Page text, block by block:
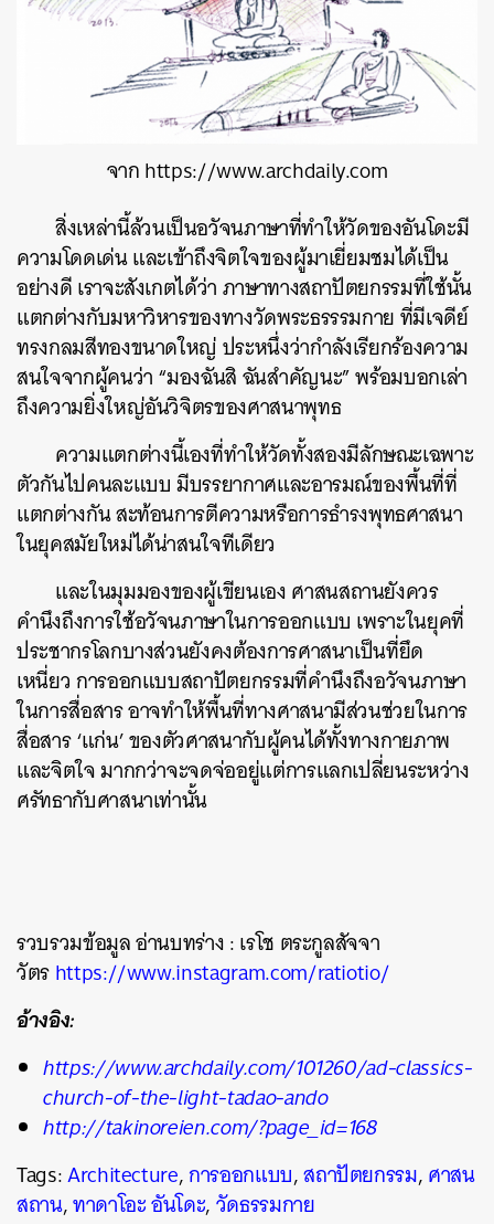
จาก https://www.archdaily.com
สิ่งเหล่านี้ล้วนเป็นอวัจนภาษาที่ทำให้วัดของอันโดะมี
ความโดดเด่น และเข้าถึงจิตใจของผู้มาเยี่ยมชมได้เป็น
อย่างดี เราจะสังเกตได้ว่า ภาษาทางสถาปัตยกรรมที่ใช้นั้น
แตกต่างกับมหาวิหารของทางวัดพระธรรรมกาย ที่มีเจดีย์
ทรงกลมสีทองขนาดใหญ่ ประหนึ่งว่ากำลังเรียกร้องความ
สนใจจากผู้คนว่า “มองฉันสิ ฉันสำคัญนะ” พร้อมบอกเล่า
ถึงความยิ่งใหญ่อันวิจิตรของศาสนาพุทธ
ความแตกต่างนี้เองที่ทำให้วัดทั้งสองมีลักษณะเฉพาะ
ตัวกันไปคนละแบบ มีบรรยากาศและอารมณ์ของพื้นที่ที่
แตกต่างกัน สะท้อนการตีความหรือการธำรงพุทธศาสนา
ในยุคสมัยใหม่ได้น่าสนใจทีเดียว
และในมุมมองของผู้เขียนเอง ศาสนสถานยังควร
คำนึงถึงการใช้อวัจนภาษาในการออกแบบ เพราะในยุคที่
ประชากรโลกบางส่วนยังคงต้องการศาสนาเป็นที่ยึด
เหนี่ยว การออกแบบสถาปัตยกรรมที่คำนึงถึงอวัจนภาษา
ในการสื่อสาร อาจทำให้พื้นที่ทางศาสนามีส่วนช่วยในการ
สื่อสาร ‘แก่น’ ของตัวศาสนากับผู้คนได้ทั้งทางกายภาพ
และจิตใจ มากกว่าจะจดจ่ออยู่แต่การแลกเปลี่ยนระหว่าง
ศรัทธากับศาสนาเท่านั้น
รวบรวมข้อมูล อ่านบทร่าง : เรโช ตระกูลสัจจา
วัตรhttps://www.instagram.com/ratiotio/
อ้างอิง:
https://www.archdaily.com/101260/ad-classics-
church-of-the-light-tadao-ando
http://takinoreien.com/?page_id=168
Tags:Architecture,การออกแบบ,สถาปัตยกรรม,ศาสน
สถาน,ทาดาโอะ อันโดะ,วัดธรรมกาย